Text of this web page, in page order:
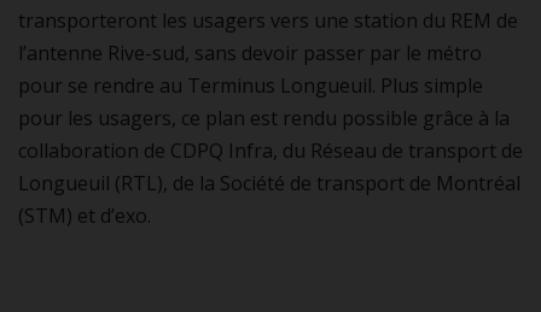
transporteront les usagers vers une station du REM de
l’antenne Rive-sud, sans devoir passer par le métro
pour se rendre au Terminus Longueuil. Plus simple
pour les usagers, ce plan est rendu possible grâce à la
collaboration de CDPQ Infra, du Réseau de transport de
Longueuil (RTL), de la Société de transport de Montréal
(STM) et d’exo.